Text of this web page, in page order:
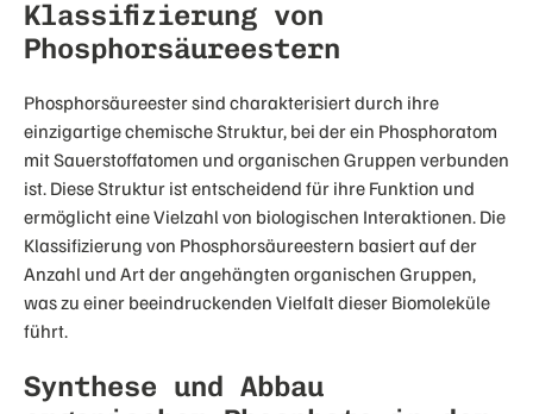
Klassifizierung von
Phosphorsäureestern
Phosphorsäureester sind charakterisiert durch ihre
einzigartige chemische Struktur, bei der ein Phosphoratom
mit Sauerstoffatomen und organischen Gruppen verbunden
ist. Diese Struktur ist entscheidend für ihre Funktion und
ermöglicht eine Vielzahl von biologischen Interaktionen. Die
Klassifizierung von Phosphorsäureestern basiert auf der
Anzahl und Art der angehängten organischen Gruppen,
was zu einer beeindruckenden Vielfalt dieser Biomoleküle
führt.
Synthese und Abbau